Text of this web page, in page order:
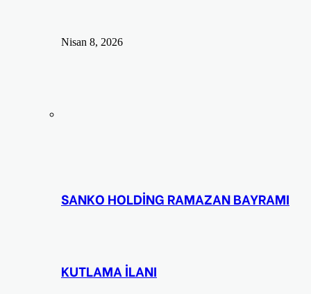
Nisan 8, 2026
SANKO HOLDİNG RAMAZAN BAYRAMI
KUTLAMA İLANI